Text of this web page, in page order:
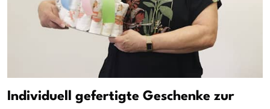
Individuell gefertigte Geschenke zur